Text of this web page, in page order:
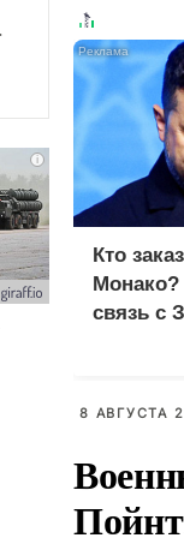
Кто
связь с
8 АВГУСТА